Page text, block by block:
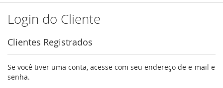
Login do Cliente
Clientes Registrados
Se você tiver uma conta, acesse com seu endereço de e-mail e
senha.